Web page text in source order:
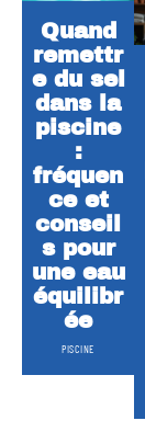
Quand
remettr
e du sel
dans la
piscine
:
fréquen
ce et
conseil
s pour
une eau
équilibr
ée
PISCINE